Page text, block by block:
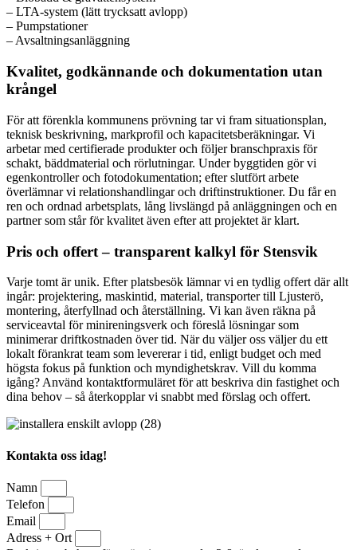
– LTA-system (lätt trycksatt avlopp)
– Pumpstationer
– Avsaltningsanläggning
Kvalitet, godkännande och dokumentation utan
krångel
För att förenkla kommunens prövning tar vi fram situationsplan,
teknisk beskrivning, markprofil och kapacitetsberäkningar. Vi
arbetar med certifierade produkter och följer branschpraxis för
schakt, bäddmaterial och rörlutningar. Under byggtiden gör vi
egenkontroller och fotodokumentation; efter slutfört arbete
överlämnar vi relationshandlingar och driftinstruktioner. Du får en
ren och ordnad arbetsplats, lång livslängd på anläggningen och en
partner som står för kvalitet även efter att projektet är klart.
Pris och offert – transparent kalkyl för Stensvik
Varje tomt är unik. Efter platsbesök lämnar vi en tydlig offert där allt
ingår: projektering, maskintid, material, transporter till Ljusterö,
montering, återfyllnad och återställning. Vi kan även räkna på
serviceavtal för minireningsverk och föreslå lösningar som
minimerar driftkostnaden över tid. När du väljer oss väljer du ett
lokalt förankrat team som levererar i tid, enligt budget och med
högsta fokus på funktion och myndighetskrav. Vill du komma
igång? Använd kontaktformuläret för att beskriva din fastighet och
dina behov – så återkopplar vi snabbt med förslag och offert.
Kontakta oss idag!
Namn
Telefon
Email
Adress + Ort